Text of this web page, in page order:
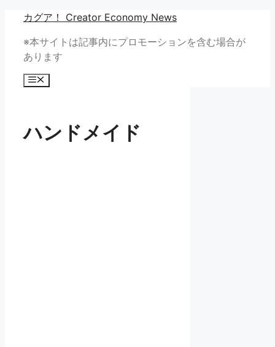
カグア！ Creator Economy News
※本サイトは記事内にプロモーションを含む場合が
あります
メ
ハンドメイド